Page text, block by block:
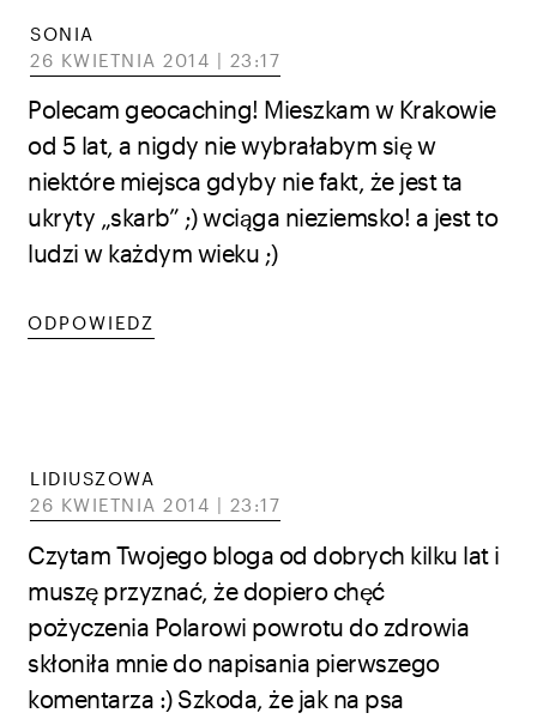
SONIA
26 KWIETNIA 2014 | 23:17
Polecam geocaching! Mieszkam w Krakowie
od 5 lat, a nigdy nie wybrałabym się w
niektóre miejsca gdyby nie fakt, że jest ta
ukryty „skarb” ;) wciąga nieziemsko! a jest to
ludzi w każdym wieku ;)
ODPOWIEDZ
LIDIUSZOWA
26 KWIETNIA 2014 | 23:17
Czytam Twojego bloga od dobrych kilku lat i
muszę przyznać, że dopiero chęć
pożyczenia Polarowi powrotu do zdrowia
skłoniła mnie do napisania pierwszego
komentarza :) Szkoda, że jak na psa